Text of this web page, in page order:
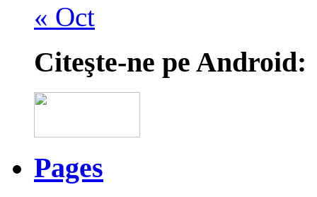
« Oct
Citeşte-ne pe Android:
Pages